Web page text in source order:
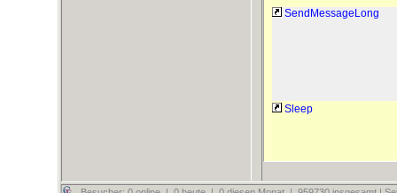
SendMessageLong
Sleep